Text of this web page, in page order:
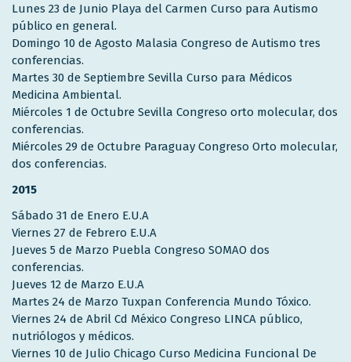
Lunes 23 de Junio Playa del Carmen Curso para Autismo
público en general.
Domingo 10 de Agosto Malasia Congreso de Autismo tres
conferencias.
Martes 30 de Septiembre Sevilla Curso para Médicos
Medicina Ambiental.
Miércoles 1 de Octubre Sevilla Congreso orto molecular, dos
conferencias.
Miércoles 29 de Octubre Paraguay Congreso Orto molecular,
dos conferencias.
2015
Sábado 31 de Enero E.U.A
Viernes 27 de Febrero E.U.A
Jueves 5 de Marzo Puebla Congreso SOMAO dos
conferencias.
Jueves 12 de Marzo E.U.A
Martes 24 de Marzo Tuxpan Conferencia Mundo Tóxico.
Viernes 24 de Abril Cd México Congreso LINCA público,
nutriólogos y médicos.
Viernes 10 de Julio Chicago Curso Medicina Funcional De